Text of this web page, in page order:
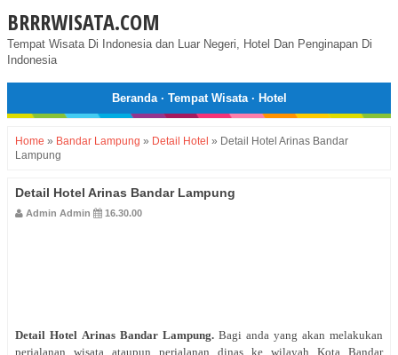
BRRRWISATA.COM
Tempat Wisata Di Indonesia dan Luar Negeri, Hotel Dan Penginapan Di
Indonesia
Beranda· Tempat Wisata· Hotel
Home » Bandar Lampung » Detail Hotel » Detail Hotel Arinas Bandar
Lampung
Detail Hotel Arinas Bandar Lampung
Admin Admin 16.30.00
Detail Hotel Arinas Bandar Lampung. Bagi anda yang akan melakukan
perjalanan wisata ataupun perjalanan dinas ke wilayah Kota Bandar